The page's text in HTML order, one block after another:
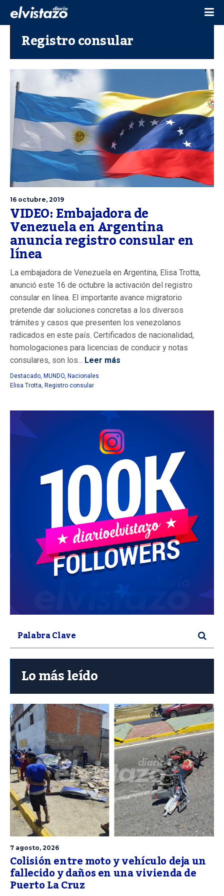
Registro consular
16 octubre, 2019
VIDEO: Embajadora de
Venezuela en Argentina
anuncia registro consular en
línea
La embajadora de Venezuela en Argentina, Elisa Trotta,
anunció este 16 de octubre la activación del registro
consular en línea. El importante avance migratorio
pretende dar soluciones concretas a los diversos
trámites y casos que presenten los venezolanos
radicados en este país. Certificados de nacionalidad,
homologaciones para licencias de conducir y notas
consulares, son los... Leer más
Destacado MUNDO Nacionales
Elisa Trotta Registro consular
Lo más leído
7 agosto, 2026
Colisión entre moto y vehículo deja un
fallecido y daños en una vivienda de
Puerto La Cruz